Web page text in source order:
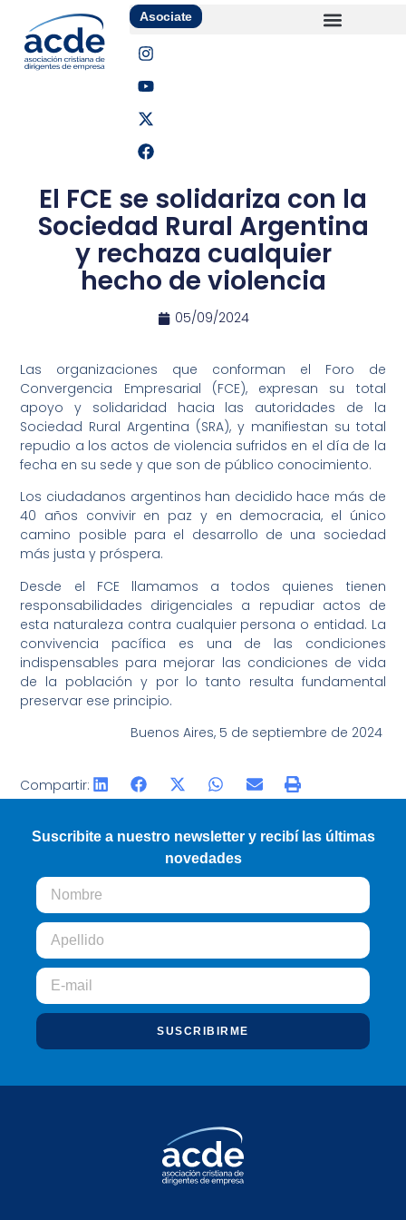
Asociate
El FCE se solidariza con la
Sociedad Rural Argentina
y rechaza cualquier
hecho de violencia
05/09/2024
Las organizaciones que conforman el Foro de
Convergencia Empresarial (FCE), expresan su total
apoyo y solidaridad hacia las autoridades de la
Sociedad Rural Argentina (SRA), y manifiestan su total
repudio a los actos de violencia sufridos en el día de la
fecha en su sede y que son de público conocimiento.
Los ciudadanos argentinos han decidido hace más de
40 años convivir en paz y en democracia, el único
camino posible para el desarrollo de una sociedad
más justa y próspera.
Desde el FCE llamamos a todos quienes tienen
responsabilidades dirigenciales a repudiar actos de
esta naturaleza contra cualquier persona o entidad. La
convivencia pacífica es una de las condiciones
indispensables para mejorar las condiciones de vida
de la población y por lo tanto resulta fundamental
preservar ese principio.
Buenos Aires, 5 de septiembre de 2024
Compartir:
Suscribite a nuestro newsletter y recibí las últimas
novedades
SUSCRIBIRME